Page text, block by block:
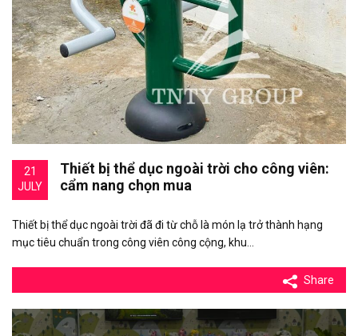
21
JULY
Thiết bị thể dục ngoài trời cho công viên:
cẩm nang chọn mua
Thiết bị thể dục ngoài trời đã đi từ chỗ là món lạ trở thành hạng
mục tiêu chuẩn trong công viên công cộng, khu…
Share